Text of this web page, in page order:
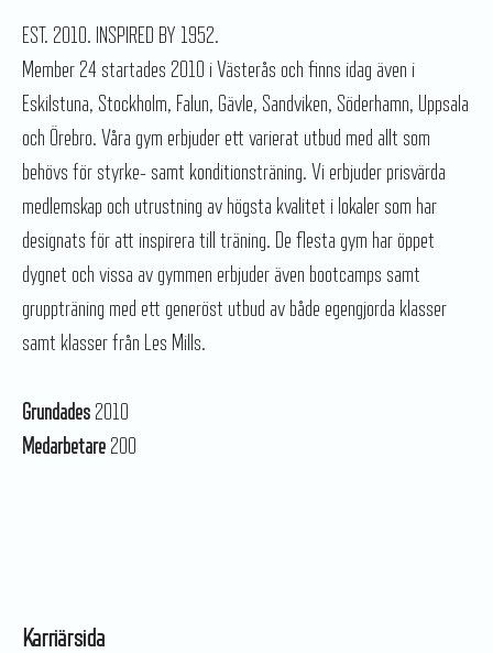
EST. 2010. INSPIRED BY 1952.
Member 24 startades 2010 i Västerås och finns idag även i
Eskilstuna, Stockholm, Falun, Gävle, Sandviken, Söderhamn, Uppsala
och Örebro. Våra gym erbjuder ett varierat utbud med allt som
behövs för styrke- samt konditionsträning. Vi erbjuder prisvärda
medlemskap och utrustning av högsta kvalitet i lokaler som har
designats för att inspirera till träning. De flesta gym har öppet
dygnet och vissa av gymmen erbjuder även bootcamps samt
gruppträning med ett generöst utbud av både egengjorda klasser
samt klasser från Les Mills.
Grundades 2010
Medarbetare 200
Karriärsida